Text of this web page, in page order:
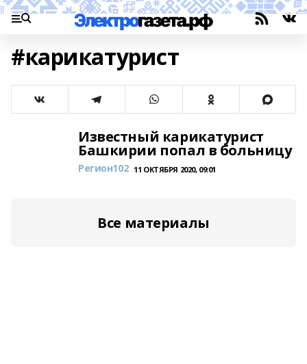
#карикатурист
Известный карикатурист
Башкирии попал в больницу
Регион102 11 ОКТЯБРЯ 2020, 09:01
Все материалы